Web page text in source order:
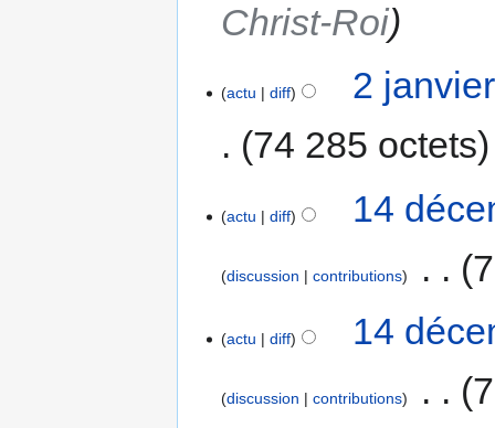
Christ-Roi
actu diff
2
74 285 octets
actu diff 14
discussion contributions
actu diff 14
discussion contributions